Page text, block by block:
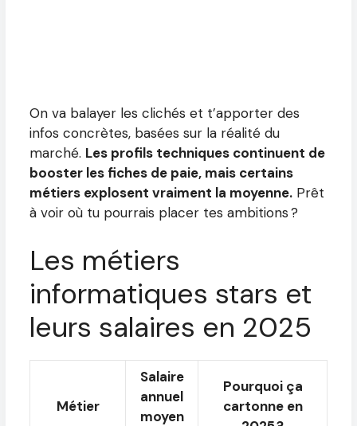
On va balayer les clichés et t’apporter des
infos concrètes, basées sur la réalité du
marché. Les profils techniques continuent de
booster les fiches de paie, mais certains
métiers explosent vraiment la moyenne. Prêt
à voir où tu pourrais placer tes ambitions ?
Les métiers
informatiques stars et
leurs salaires en 2025
Métier
Salaire
annuel
moyen
Pourquoi ça
cartonne en